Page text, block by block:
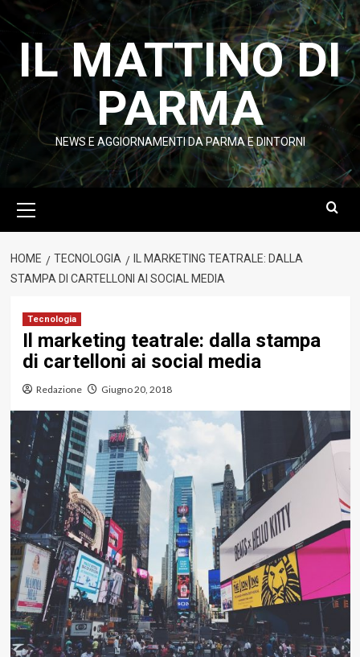
contenuto
IL MATTINO DI
PARMA
NEWS E AGGIORNAMENTI DA PARMA E DINTORNI
principale
HOME TECNOLOGIA
IL MARKETING TEATRALE: DALLA
STAMPA DI CARTELLONI AI SOCIAL MEDIA
Tecnologia
Il marketing teatrale: dalla stampa
di cartelloni ai social media
Redazione Giugno 20, 2018